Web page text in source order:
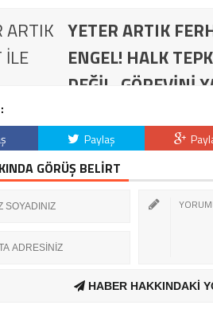
YETER ARTIK
ENGEL! HALK
DEĞİL, GÖREVİNİ
Paylaş
GÖRÜŞ BELİRT
HABER HAKKINDAKİ